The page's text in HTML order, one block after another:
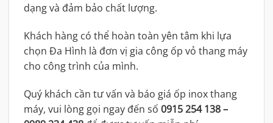
dạng và đảm bảo chất lượng.
Khách hàng có thể hoàn toàn yên tâm khi lựa
chọn Đa Hình là đơn vị gia công ốp vỏ thang máy
cho công trình của mình.
Quý khách cần tư vấn và báo giá ốp inox thang
máy, vui lòng gọi ngay đến số 0915 254 138 –